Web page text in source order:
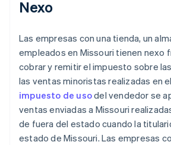
Nexo
Las empresas con una tienda, un
empleados en Missouri tienen nexo
cobrar y remitir el impuesto sobre
las ventas minoristas realizadas en
impuesto de usodel vendedor se
ventas enviadas a Missouri
de fuera del estado cuando la
estado de Missouri. Las empresas